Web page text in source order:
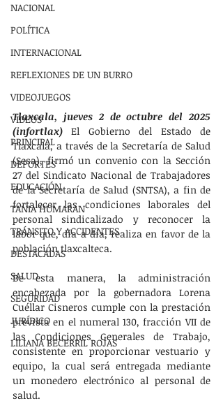
NACIONAL
POLÍTICA
INTERNACIONAL
REFLEXIONES DE UN BURRO
VIDEOJUEGOS
VIDEOS
PRINCIPAL
DEPORTES
EDUCACIÓN
TANIA HUMARAN
TRÁNSITO Y ACCIDENTES
DESTACADAS
SALUD
SEGURIDAD
JURÍDICO
LILIANA BECERRIL ROJAS
Tlaxcala, jueves 2 de octubre del 2025
(infortlax) El Gobierno del Estado de
Tlaxcala, a través de la Secretaría de Salud
(Sesa), firmó un convenio con la Sección
27 del Sindicato Nacional de Trabajadores
de la Secretaría de Salud (SNTSA), a fin de
fortalecer las condiciones laborales del
personal sindicalizado y reconocer la
labor que, día a día, realiza en favor de la
población tlaxcalteca.
De esta manera, la administración
encabezada por la gobernadora Lorena
Cuéllar Cisneros cumple con la prestación
prevista en el numeral 130, fracción VII de
las Condiciones Generales de Trabajo,
consistente en proporcionar vestuario y
equipo, la cual será entregada mediante
un monedero electrónico al personal de
salud.